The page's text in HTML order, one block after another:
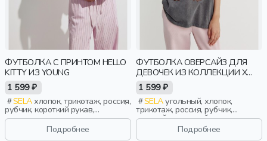
ФУТБОЛКА С ПРИНТОМ HELLO
KITTY ИЗ YOUNG
1 599 ₽
SELAхлопок, трикотаж, россия,
рубчик, короткий рукав,
короткие, прилегающие, принт,
вырез, круглый вырез, девочки,
старшеклассники, дети
Подробнее
ФУТБОЛКА ОВЕРСАЙЗ ДЛЯ
ДЕВОЧЕК ИЗ КОЛЛЕКЦИИ X
ЧЕБУРАШКА
1 599 ₽
SELAугольный, хлопок,
трикотаж, россия, рубчик,
оверсайз, короткий рукав,
прямые, короткие, принт, вырез,
девочки, детиПодробнее